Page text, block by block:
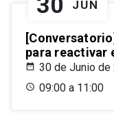
JUN
para reactivar
30 de Junio de
09:00 a 11:00